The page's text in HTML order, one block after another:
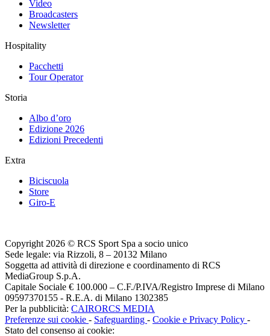
Video
Broadcasters
Newsletter
Hospitality
Pacchetti
Tour Operator
Storia
Albo d’oro
Edizione 2026
Edizioni Precedenti
Extra
Biciscuola
Store
Giro-E
Copyright 2026 © RCS Sport Spa a socio unico
Sede legale: via Rizzoli, 8 – 20132 Milano
Soggetta ad attività di direzione e coordinamento di RCS
MediaGroup S.p.A.
Capitale Sociale € 100.000 – C.F./P.IVA/Registro Imprese di Milano
09597370155 - R.E.A. di Milano 1302385
Per la pubblicità: CAIRORCS MEDIA
Preferenze sui cookie - Safeguarding - Cookie e Privacy Policy -
Stato del consenso ai cookie: